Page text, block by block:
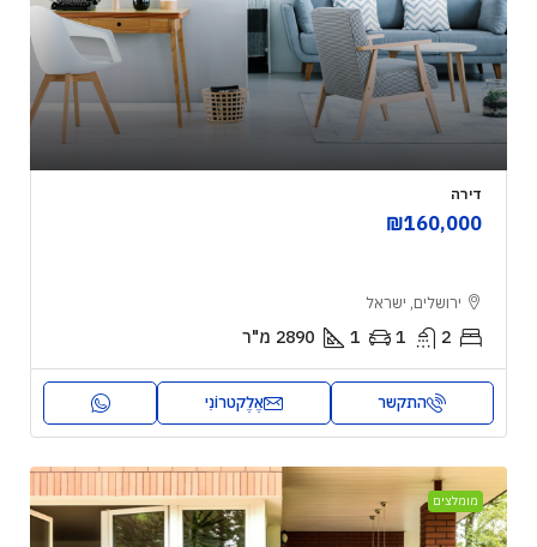
דירה
₪160,000
ירושלים, ישראל
2
1
1
2890 מ"ר
התקשר אֶלֶקטרוֹנִי
מומלצים